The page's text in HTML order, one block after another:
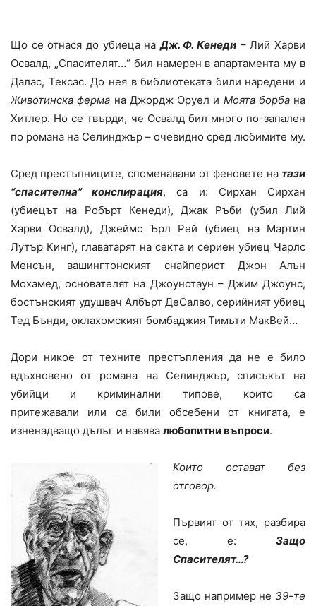
Що се отнася до убиеца наДж. Ф. Кенеди – Лий Харви
Освалд, „Спасителят…“ бил намерен в апартамента му в
Далас, Тексас. До нея в библиотеката били наредени и
Животинска ферма на Джордж Оруел и Моята борбана
Хитлер. Но се твърди, че Освалд бил много по-запален
по романа на Селинджър – очевидно сред любимите му.
Сред престъпниците, споменавани от феновете на тази
“спасителна” конспирация, са и: Сирхан Сирхан
(убиецът на Робърт Кенеди), Джак Ръби (убил Лий
Харви Освалд), Джеймс Ърл Рей (убиец на Мартин
Лутър Кинг), главатарят на секта и сериен убиец Чарлс
Менсън, вашингтонският снайперист Джон Алън
Мохамед, основателят на Джоунстаун – Джим Джоунс,
бостънският удушвач Албърт ДеСалво, серийният убиец
Тед Бънди, оклахомският бомбаджия Тимъти МакВей…
Дори никое от техните престъпления да не е било
вдъхновено от романа на Селинджър, списъкът на
убийци и криминални типове, които са
притежавали или са били обсебени от книгата, е
изненадващо дълъг и навява любопитни въпроси.
Които остават без
отговор.
Първият от тях, разбира
се, е: Защо
Спасителят…?
Защо например не 39-те